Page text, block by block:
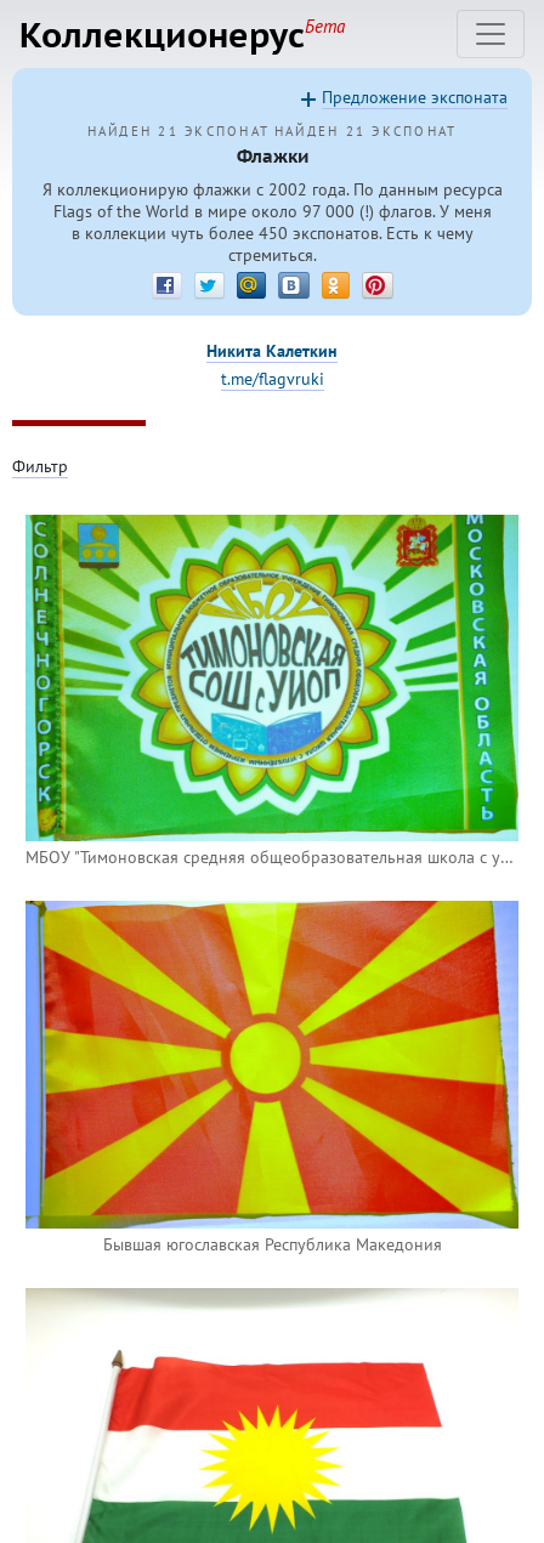
КоллекционерусБета
НАЙДЕН 21 ЭКСПОНАТ НАЙДЕН 21 ЭКСПОНАТ
Флажки
Я коллекционирую флажки с 2002 года. По данным ресурса
Flags of the World в мире около 97 000 (!) флагов. У меня
в коллекции чуть более 450 экспонатов. Есть к чему
стремиться.
Предложение экспоната
Никита Калеткин
t.me/flagvruki
МБОУ "Тимоновская средняя общеобразовательная школа с углубленным изучением отдельных предметов"
Бывшая югославская Республика Македония
Фильтр